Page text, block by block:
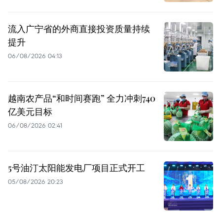
流入广宁省的外商直接投资质量持续
提升
06/08/2026 04:13
越南农产品“和时间赛跑” 全力冲刺740
亿美元目标
06/08/2026 02:41
5号油汀太阳能发电厂项目正式开工
05/08/2026 20:23